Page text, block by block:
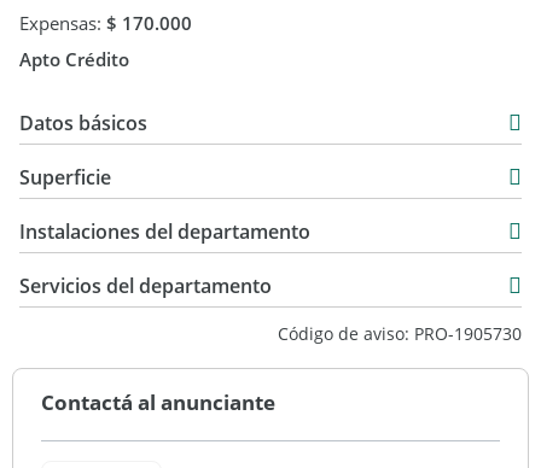
Expensas: $ 170.000
Apto Crédito
Datos básicos
USD 133.000
Superficie
84 m2
Instalaciones del departamento
Servicios del departamento
Código de aviso: PRO-1905730
Contactá al anunciante